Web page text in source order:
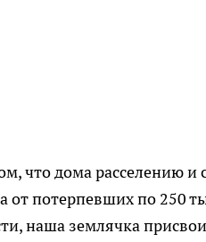
что дома расселению
от потерпевших по 250
наша землячка